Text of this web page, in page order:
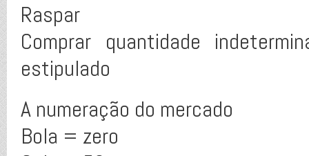
Raspar
Comprar quantidade
estipulado
A numeração do mercado
Bola = zero